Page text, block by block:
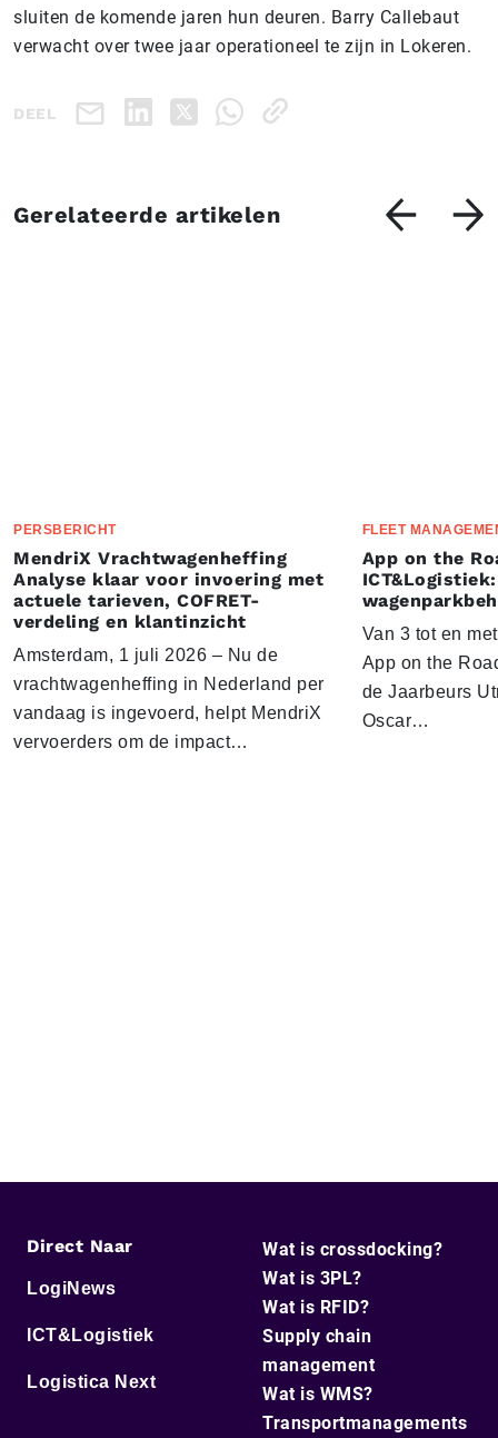
sluiten de komende jaren hun deuren. Barry Callebaut
verwacht over twee jaar operationeel te zijn in Lokeren.
DEEL
Gerelateerde artikelen
PERSBERICHT
MendriX Vrachtwagenheffing
Analyse klaar voor invoering met
actuele tarieven, COFRET-
verdeling en klantinzicht
Amsterdam, 1 juli 2026 – Nu de
vrachtwagenheffing in Nederland per
vandaag is ingevoerd, helpt MendriX
vervoerders om de impact…
FLEET
App on the
Van 3 tot en
App on the
de Jaarbeurs
Oscar…
Direct Naar
LogiNews
ICT&Logistiek
Logistica Next
Wat is crossdocking?
Wat is 3PL?
Wat is RFID?
Supply chain
management
Wat is WMS?
Transportmanagements